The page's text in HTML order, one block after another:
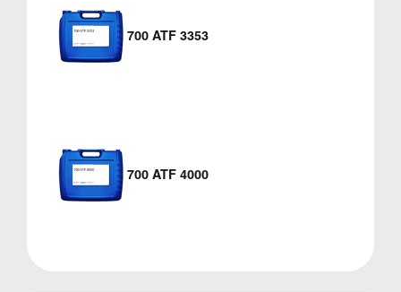
700 ATF 3353
700 ATF 4000